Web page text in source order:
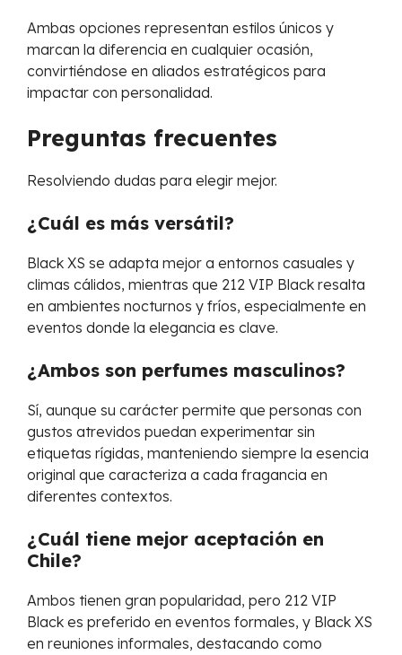
Ambas opciones representan estilos únicos y
marcan la diferencia en cualquier ocasión,
convirtiéndose en aliados estratégicos para
impactar con personalidad.
Preguntas frecuentes
Resolviendo dudas para elegir mejor.
¿Cuál es más versátil?
Black XS se adapta mejor a entornos casuales y
climas cálidos, mientras que 212 VIP Black resalta
en ambientes nocturnos y fríos, especialmente en
eventos donde la elegancia es clave.
¿Ambos son perfumes masculinos?
Sí, aunque su carácter permite que personas con
gustos atrevidos puedan experimentar sin
etiquetas rígidas, manteniendo siempre la esencia
original que caracteriza a cada fragancia en
diferentes contextos.
¿Cuál tiene mejor aceptación en
Chile?
Ambos tienen gran popularidad, pero 212 VIP
Black es preferido en eventos formales, y Black XS
en reuniones informales, destacando como